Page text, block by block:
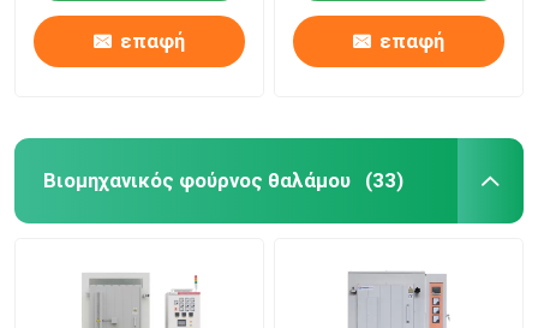
επαφή επαφή
Βιομηχανικός φούρνος θαλάμου (33)